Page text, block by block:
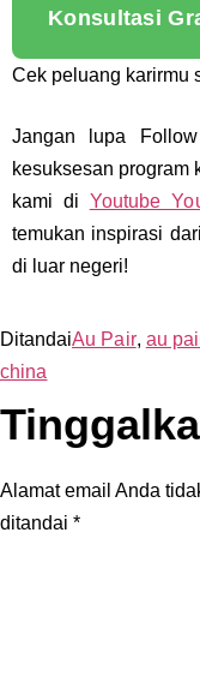
Konsultasi
Cek peluang karirmu
Jangan lupa Follow
kesuksesan program
kami di Youtube
temukan inspirasi
di luar negeri!
DitandaiAu Pair, au
china
Alamat email Anda
ditandai *